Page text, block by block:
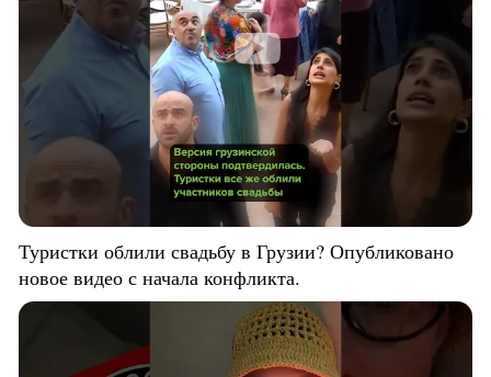
Туристки облили свадьбу в Грузии? Опубликовано
новое видео с начала конфликта.